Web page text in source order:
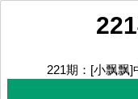
221期： [小飘飘]